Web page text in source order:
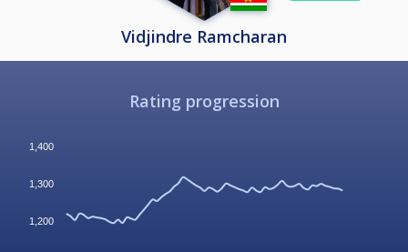
Vidjindre Ramcharan
Rating progression
1,200
1,300
1,400